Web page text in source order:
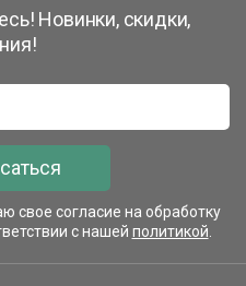
Новинки, скидки,
свое согласие на обработку
с нашей политикой